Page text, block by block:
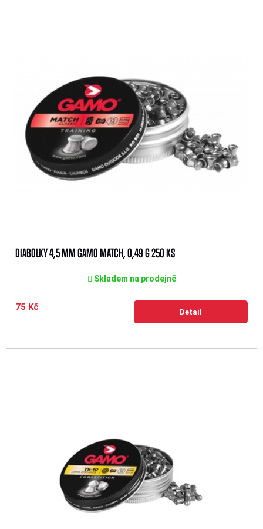
DIABOLKY 4,5 MM GAMO MATCH, 0,49 G 250 KS
Skladem na prodejně
75 Kč Detail